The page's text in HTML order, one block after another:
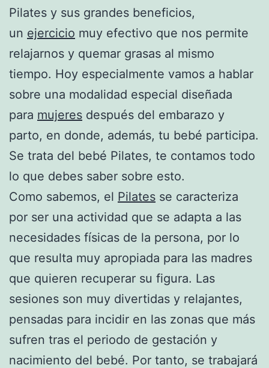
Pilates y sus grandes beneficios,
un ejercicio muy efectivo que nos permite
relajarnos y quemar grasas al mismo
tiempo. Hoy especialmente vamos a hablar
sobre una modalidad especial diseñada
para mujeres después del embarazo y
parto, en donde, además, tu bebé participa.
Se trata del bebé Pilates, te contamos todo
lo que debes saber sobre esto.
Como sabemos, el Pilates se caracteriza
por ser una actividad que se adapta a las
necesidades físicas de la persona, por lo
que resulta muy apropiada para las madres
que quieren recuperar su figura. Las
sesiones son muy divertidas y relajantes,
pensadas para incidir en las zonas que más
sufren tras el periodo de gestación y
nacimiento del bebé. Por tanto, se trabajará